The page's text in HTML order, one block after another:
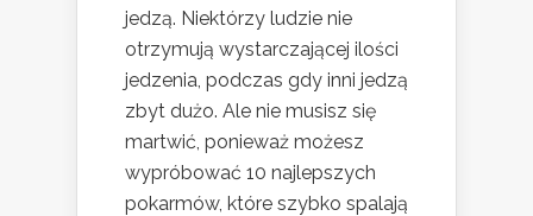
jedzą. Niektórzy ludzie nie
otrzymują wystarczającej ilości
jedzenia, podczas gdy inni jedzą
zbyt dużo. Ale nie musisz się
martwić, ponieważ możesz
wypróbować 10 najlepszych
pokarmów, które szybko spalają